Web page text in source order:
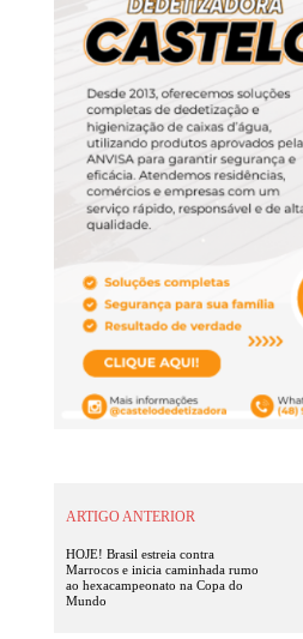
ARTIGO ANTERIOR
HOJE! Brasil estreia contra
Marrocos e inicia caminhada rumo
ao hexacampeonato na Copa do
Mundo